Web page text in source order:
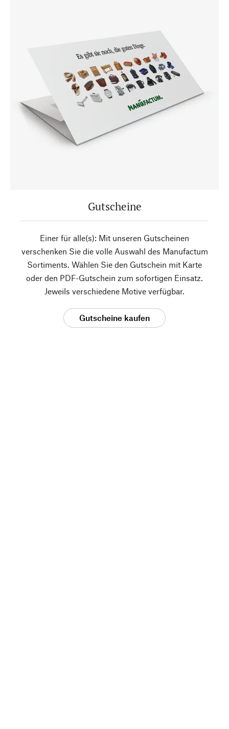
Gutscheine
Einer für alle(s): Mit unseren Gutscheinen
verschenken Sie die volle Auswahl des Manufactum
Sortiments. Wählen Sie den Gutschein mit Karte
oder den PDF-Gutschein zum sofortigen Einsatz.
Jeweils verschiedene Motive verfügbar.
Gutscheine kaufen